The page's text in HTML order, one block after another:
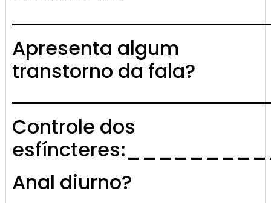
Apresenta algum
transtorno da fala?
Controle dos
Anal diurno?